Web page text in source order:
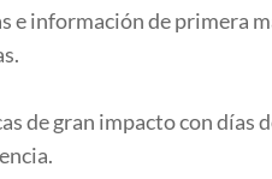
e información de primera
de gran impacto con días